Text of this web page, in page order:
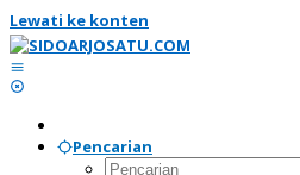
Lewati ke konten
Pencarian